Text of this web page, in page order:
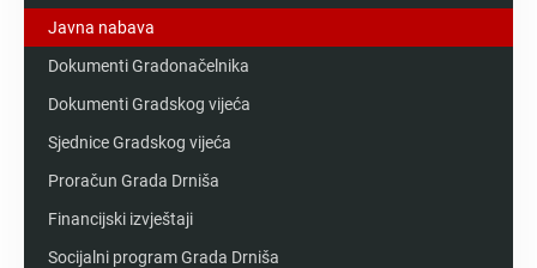
Javna nabava
Dokumenti Gradonačelnika
Dokumenti Gradskog vijeća
Sjednice Gradskog vijeća
Proračun Grada Drniša
Financijski izvještaji
Socijalni program Grada Drniša